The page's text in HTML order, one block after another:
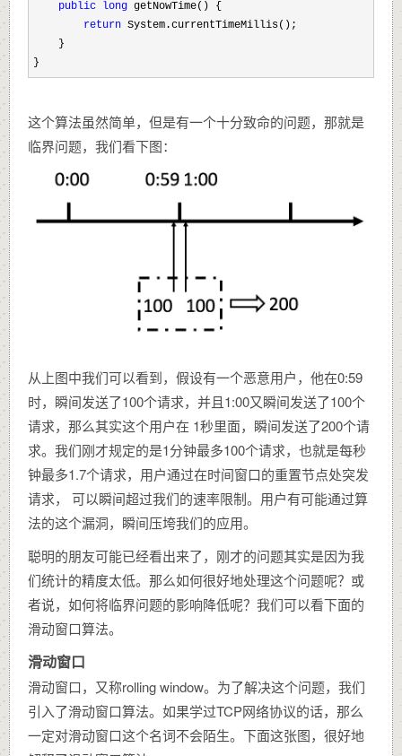
public long getNowTime() {
return System.currentTimeMillis();
    }
}
这个算法虽然简单，但是有一个十分致命的问题，那就是
临界问题，我们看下图：
从上图中我们可以看到，假设有一个恶意用户，他在0:59
时，瞬间发送了100个请求，并且1:00又瞬间发送了100个
请求，那么其实这个用户在 1秒里面，瞬间发送了200个请
求。我们刚才规定的是1分钟最多100个请求，也就是每秒
钟最多1.7个请求，用户通过在时间窗口的重置节点处突发
请求， 可以瞬间超过我们的速率限制。用户有可能通过算
法的这个漏洞，瞬间压垮我们的应用。
聪明的朋友可能已经看出来了，刚才的问题其实是因为我
们统计的精度太低。那么如何很好地处理这个问题呢？或
者说，如何将临界问题的影响降低呢？我们可以看下面的
滑动窗口算法。
滑动窗口
滑动窗口，又称rolling window。为了解决这个问题，我们
引入了滑动窗口算法。如果学过TCP网络协议的话，那么
一定对滑动窗口这个名词不会陌生。下面这张图，很好地